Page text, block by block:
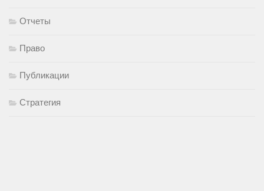
Отчеты
Право
Публикации
Стратегия